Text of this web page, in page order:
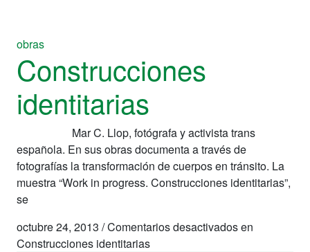
obras
Construcciones
identitarias
Mar C. Llop, fotógrafa y activista trans
española. En sus obras documenta a través de
fotografías la transformación de cuerpos en tránsito. La
muestra “Work in progress. Construcciones identitarias”,
se
octubre 24, 2013 /Comentarios desactivadosen
Construcciones identitarias